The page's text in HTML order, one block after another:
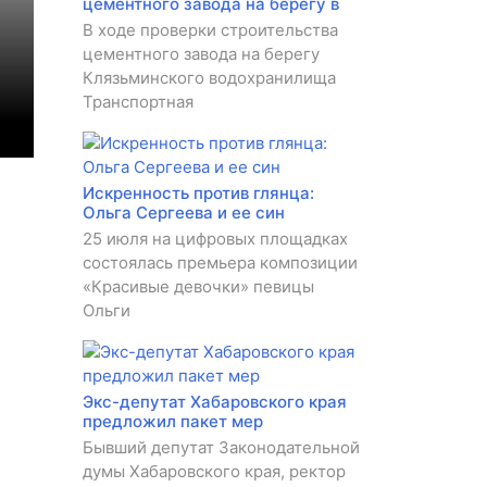
цементного завода на берегу в
В ходе проверки строительства
цементного завода на берегу
Клязьминского водохранилища
Транспортная
Искренность против глянца:
Ольга Сергеева и ее син
25 июля на цифровых площадках
состоялась премьера композиции
«Красивые девочки» певицы
Ольги
Экс-депутат Хабаровского края
предложил пакет мер
Бывший депутат Законодательной
думы Хабаровского края, ректор